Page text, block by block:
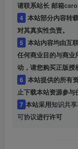
请联系站长 邮箱
4 本站部分内容转
对其真实性负责。
5
任何商业目的与商业
动，请您购买正版授
6 本站提供的所有
止下载本站资源参
7 本站采用知识共
可协议进行许可